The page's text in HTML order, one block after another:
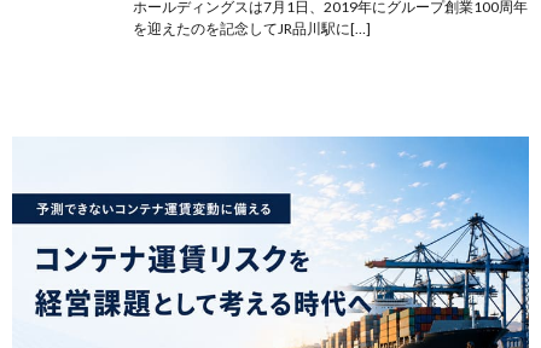
ホールディングスは7月1日、2019年にグループ創業100周年
を迎えたのを記念してJR品川駅に[…]